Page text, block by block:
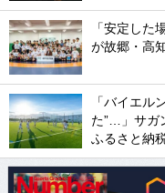
「安定した
が故郷・高
「バイエル
た”…」サガ
ふるさと納税